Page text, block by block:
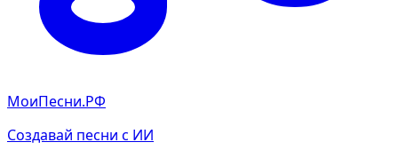
МоиПесни.РФ
Создавай песни с ИИ